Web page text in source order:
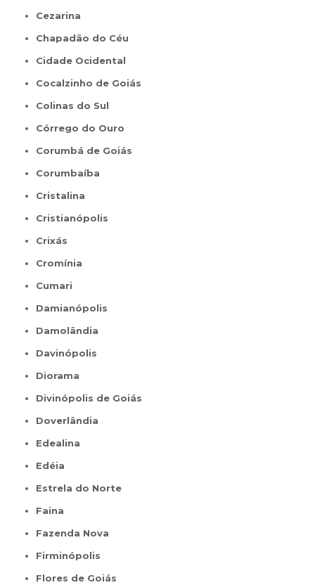
Cezarina
Chapadão do Céu
Cidade Ocidental
Cocalzinho de Goiás
Colinas do Sul
Córrego do Ouro
Corumbá de Goiás
Corumbaíba
Cristalina
Cristianópolis
Crixás
Cromínia
Cumari
Damianópolis
Damolândia
Davinópolis
Diorama
Divinópolis de Goiás
Doverlândia
Edealina
Edéia
Estrela do Norte
Faina
Fazenda Nova
Firminópolis
Flores de Goiás